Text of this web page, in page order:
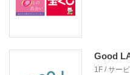
Good
1F / サー